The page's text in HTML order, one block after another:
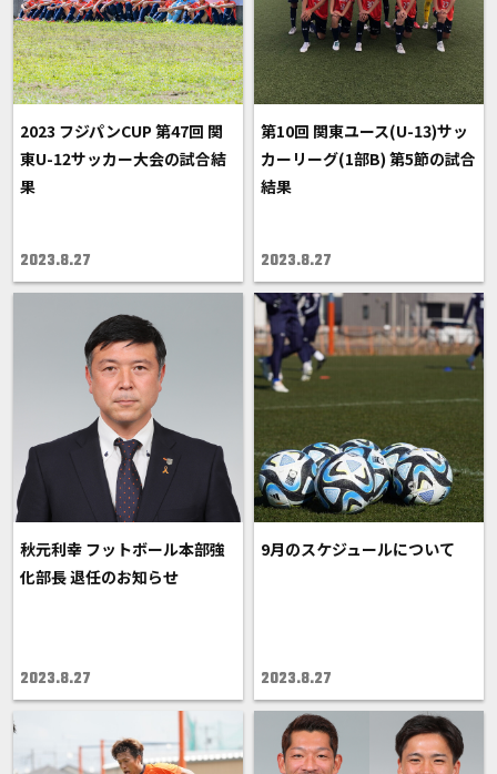
2023 フジパンCUP 第47回 関
東U-12サッカー大会の試合結
果
2023.8.27
第10回 関東ユース(U-13)サッ
カーリーグ(1部B) 第5節の試合
結果
2023.8.27
秋元利幸 フットボール本部強
化部長 退任のお知らせ
2023.8.27
9月のスケジュールについて
2023.8.27